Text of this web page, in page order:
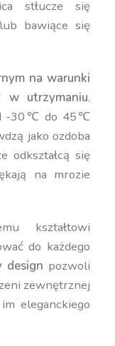
stłucze się
bawiące się
na warunki
w utrzymaniu.
-30℃ do 45℃
jako ozdoba
odkształcą się
na mrozie
kształtowi
do każdego
design pozwoli
zewnętrznej
eleganckiego